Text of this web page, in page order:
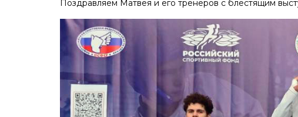
Поздравляем Матвея и его тренеров с блестящим